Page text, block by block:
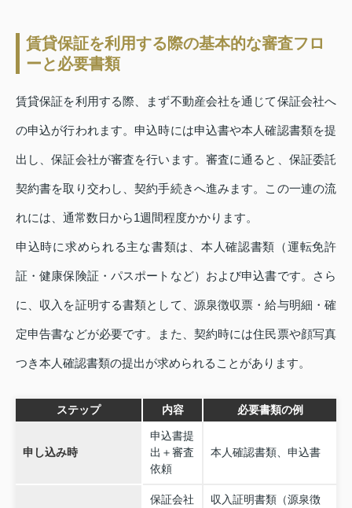
賃貸保証を利用する際の基本的な審査フロ
ーと必要書類
賃貸保証を利用する際、まず不動産会社を通じて保証会社へ
の申込が行われます。申込時には申込書や本人確認書類を提
出し、保証会社が審査を行います。審査に通ると、保証委託
契約書を取り交わし、契約手続きへ進みます。この一連の流
れには、通常数日から1週間程度かかります。
申込時に求められる主な書類は、本人確認書類（運転免許
証・健康保険証・パスポートなど）および申込書です。さら
に、収入を証明する書類として、源泉徴収票・給与明細・確
定申告書などが必要です。また、契約時には住民票や顔写真
つき本人確認書類の提出が求められることがあります。
ステップ 内容 必要書類の例
申し込み時
申込書提
出＋審査
依頼
本人確認書類、申込書
保証会社
収入証明書類（源泉徴